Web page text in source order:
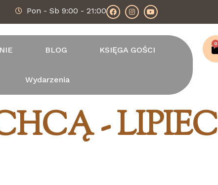
Pon - Sb 9:00 - 21:00
BLOG KSIĘGA GOŚCI
Wydarzenia
0
- LIPIEC